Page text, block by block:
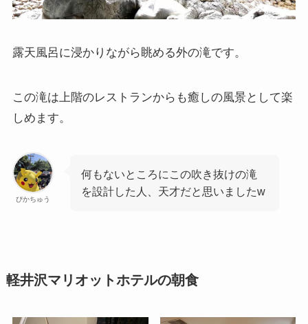
露天風呂に浸かりながら眺める外の滝です。
この滝は上階のレストランからも癒しの風景として楽
しめます。
ぴかちゅう
何もないところにこの吹き抜けの滝
を設計した人、天才だと思いましたw
軽井沢マリオットホテルの朝食